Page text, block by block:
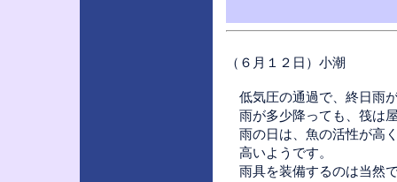
（６月１２日）小潮
低気圧の通過で、終日雨
雨が多少降っても、筏は
雨の日は、魚の活性が高
高いようです。
雨具を装備するのは当然